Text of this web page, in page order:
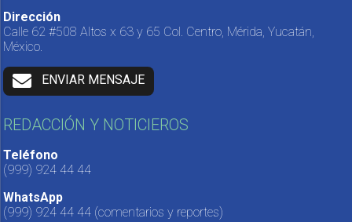
Dirección
Calle 62 #508 Altos x 63 y 65 Col. Centro, Mérida, Yucatán,
México.
ENVIAR MENSAJE
REDACCIÓN Y NOTICIEROS
Teléfono
(999) 924 44 44
WhatsApp
(999) 924 44 44 (comentarios y reportes)